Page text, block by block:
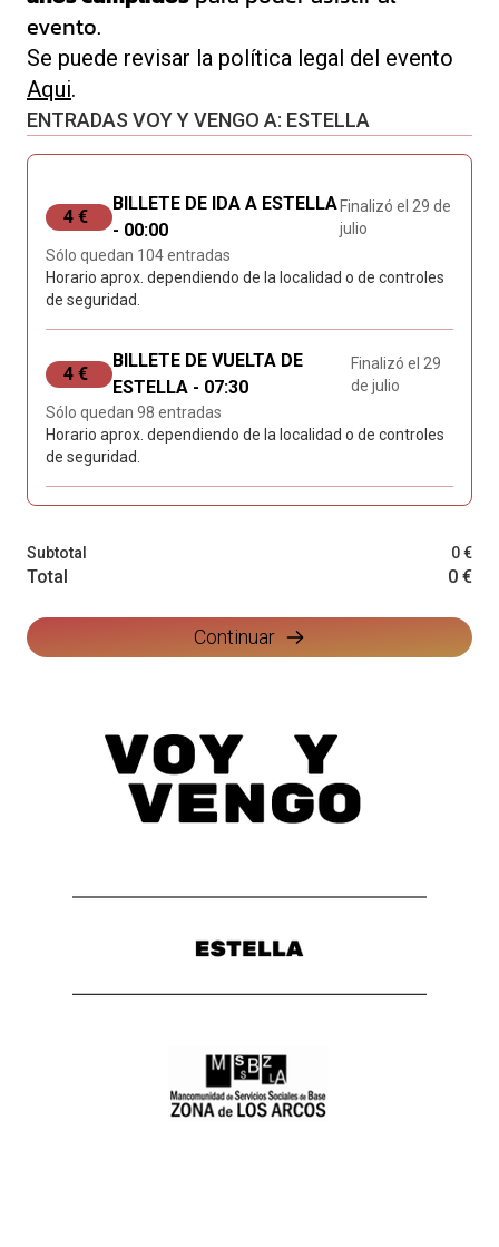
evento.
Se puede revisar la política legal del evento
Aqui.
ENTRADAS VOY Y VENGO A: ESTELLA
4 €
BILLETE DE IDA A ESTELLA
- 00:00
Finalizó el 29 de
julio
Sólo quedan 104 entradas
Horario aprox. dependiendo de la localidad o de controles
de seguridad.
4 €
BILLETE DE VUELTA DE
ESTELLA - 07:30
Finalizó el 29
de julio
Sólo quedan 98 entradas
Horario aprox. dependiendo de la localidad o de controles
de seguridad.
Subtotal 0 €
Total 0 €
Continuar